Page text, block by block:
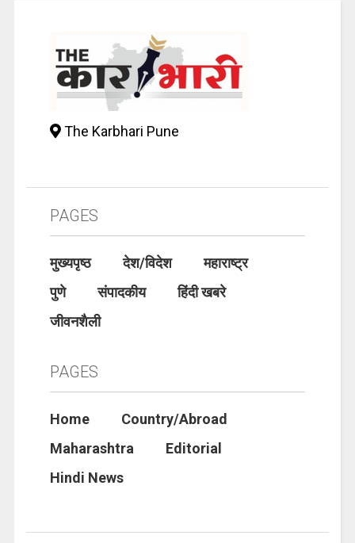
The Karbhari Pune
PAGES
मुख्यपृष्ठ देश/विदेश
महाराष्ट्र
पुणे
संपादकीय
हिंदी खबरे
जीवनशैली
PAGES
Home
Country/Abroad
Maharashtra
Editorial
Hindi News